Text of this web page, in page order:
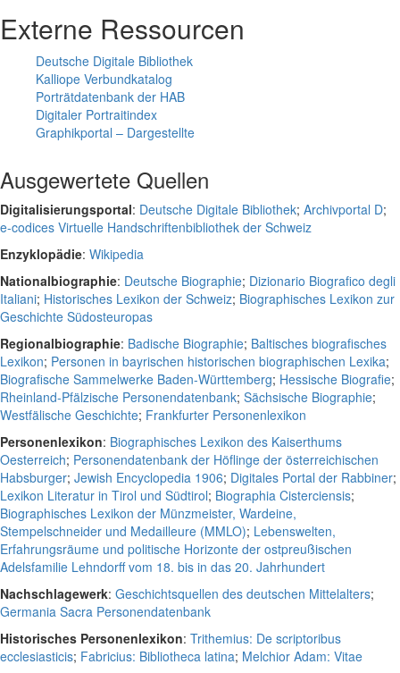
Externe Ressourcen
Deutsche Digitale Bibliothek
Kalliope Verbundkatalog
Porträtdatenbank der HAB
Digitaler Portraitindex
Graphikportal – Dargestellte
Ausgewertete Quellen
Digitalisierungsportal: Deutsche Digitale Bibliothek; Archivportal D;
e-codices Virtuelle Handschriftenbibliothek der Schweiz
Enzyklopädie: Wikipedia
Nationalbiographie: Deutsche Biographie; Dizionario Biografico degli
Italiani; Historisches Lexikon der Schweiz; Biographisches Lexikon zur
Geschichte Südosteuropas
Regionalbiographie: Badische Biographie; Baltisches biografisches
Lexikon; Personen in bayrischen historischen biographischen Lexika;
Biografische Sammelwerke Baden-Württemberg; Hessische Biografie;
Rheinland-Pfälzische Personendatenbank; Sächsische Biographie;
Westfälische Geschichte; Frankfurter Personenlexikon
Personenlexikon: Biographisches Lexikon des Kaiserthums
Oesterreich; Personendatenbank der Höflinge der österreichischen
Habsburger; Jewish Encyclopedia 1906; Digitales Portal der Rabbiner;
Lexikon Literatur in Tirol und Südtirol; Biographia Cisterciensis;
Biographisches Lexikon der Münzmeister, Wardeine,
Stempelschneider und Medailleure (MMLO); Lebenswelten,
Erfahrungsräume und politische Horizonte der ostpreußischen
Adelsfamilie Lehndorff vom 18. bis in das 20. Jahrhundert
Nachschlagewerk: Geschichtsquellen des deutschen Mittelalters;
Germania Sacra Personendatenbank
Historisches Personenlexikon: Trithemius: De scriptoribus
ecclesiasticis; Fabricius: Bibliotheca latina; Melchior Adam: Vitae